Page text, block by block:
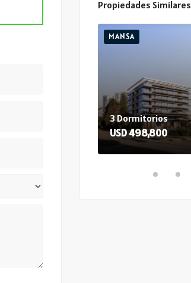
Propiedades Similares
MANSA
3 Dormitorios
USD 498,800